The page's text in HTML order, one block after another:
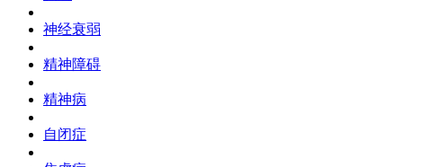
神经衰弱
精神障碍
精神病
自闭症